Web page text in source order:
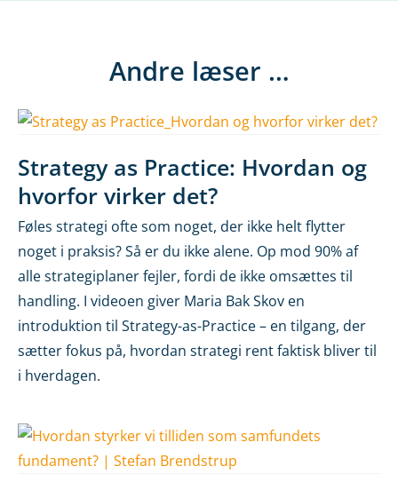
Andre læser …
Strategy as Practice: Hvordan og
hvorfor virker det?
Føles strategi ofte som noget, der ikke helt flytter
noget i praksis? Så er du ikke alene. Op mod 90% af
alle strategiplaner fejler, fordi de ikke omsættes til
handling. I videoen giver Maria Bak Skov en
introduktion til Strategy-as-Practice – en tilgang, der
sætter fokus på, hvordan strategi rent faktisk bliver til
i hverdagen.